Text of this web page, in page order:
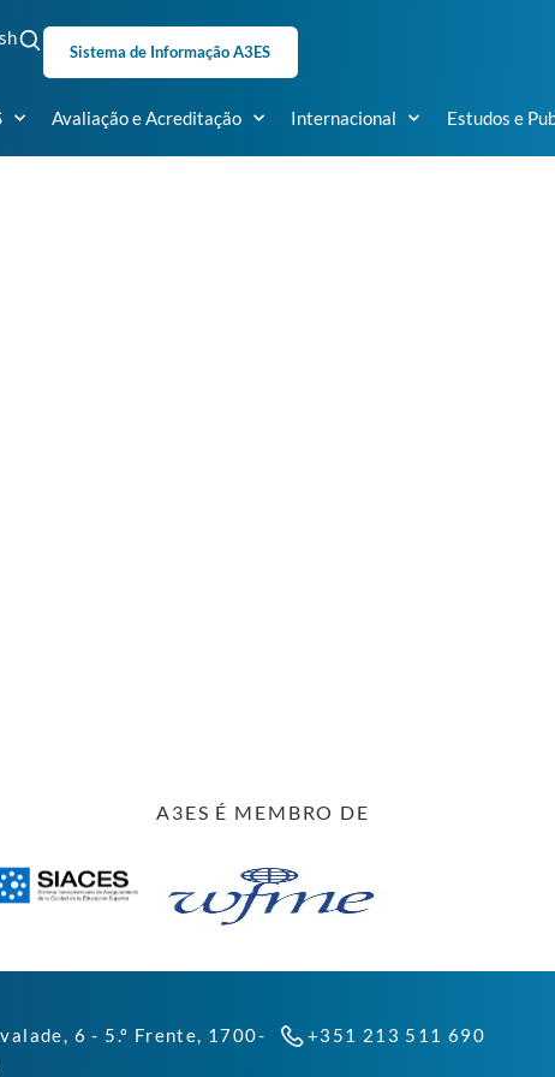
Sistema de Informação A3ES
Avaliação e Acreditação Internacional Estudos e
A3ES É MEMBRO DE
6 - 5.º Frente, 1700-
+351 213 511 690